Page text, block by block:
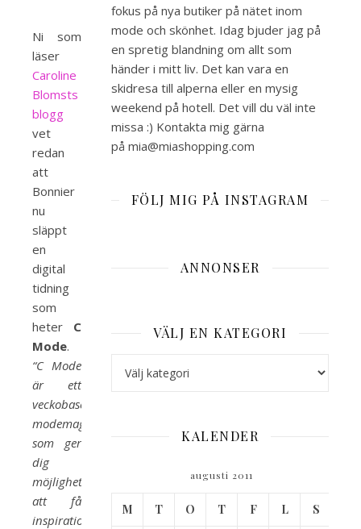
Ni som
läser
Caroline
Blomsts
blogg
vet
redan
att
Bonnier
nu
släppt
en
digital
tidning
som
heter C
Mode.
“C Mode
är ett
veckobaserat
modemagasin
som ger
dig
möjlighet
att få
inspiration,
fokus på nya butiker på nätet inom
mode och skönhet. Idag bjuder jag på
en spretig blandning om allt som
händer i mitt liv. Det kan vara en
skidresa till alperna eller en mysig
weekend på hotell. Det vill du väl inte
missa :) Kontakta mig gärna
på mia@miashopping.com
FÖLJ MIG PÅ INSTAGRAM
ANNONSER
VÄLJ EN KATEGORI
KALENDER
augusti 2011
M T O T F L S